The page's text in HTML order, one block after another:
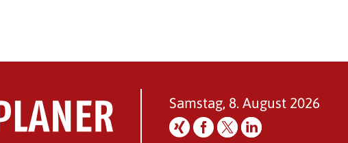
Samstag, 8. August 2026